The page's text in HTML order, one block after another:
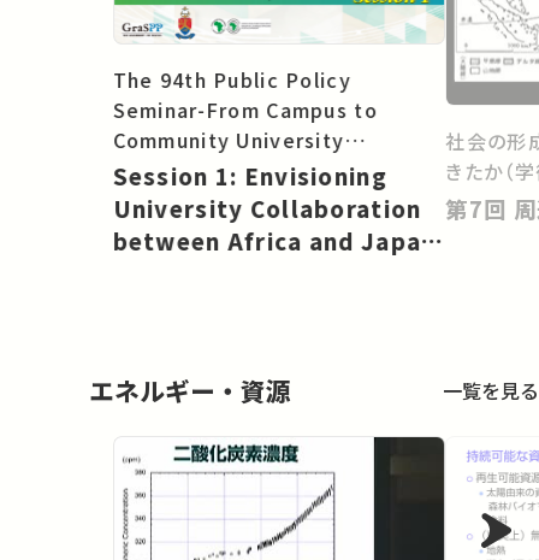
The 94th Public Policy
Seminar-From Campus to
Community University
Collaboration between Africa
and Asia for Real-World
Change: TICAD 9 Partnership
Project
Session 1: Envisioning
University Collaboration
between Africa and Japan
社会の形
きたか（
第
エネルギー・資源 一覧を見る